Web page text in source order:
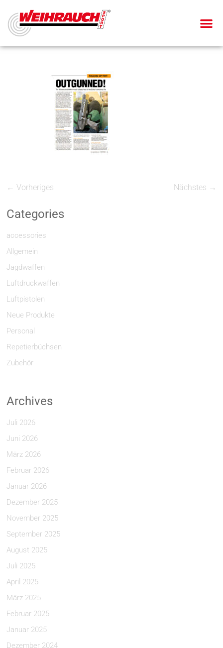
← Vorheriges Nächstes →
Categories
accessories
Allgemein
Jagdwaffen
Luftdruckwaffen
Luftpistolen
Neue Produkte
Personal
Repetierbüchsen
Zubehör
Archives
Juli 2026
Juni 2026
März 2026
Februar 2026
Januar 2026
Dezember 2025
November 2025
September 2025
August 2025
Juli 2025
April 2025
März 2025
Februar 2025
Januar 2025
Dezember 2024